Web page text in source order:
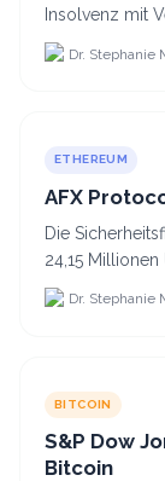
Insolvenz mit
plant den
Dr. Stephanie
ETHEREUM
AFX
Die
24,15 Millionen
Dr. Stephanie
BITCOIN
S&P Dow
Bitcoin